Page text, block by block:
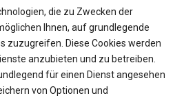
die zu Zwecken der
Ihnen, auf grundlegende
zuzugreifen. Diese Cookies werden
anzubieten und zu betreiben.
für einen Dienst angesehen
von Optionen und